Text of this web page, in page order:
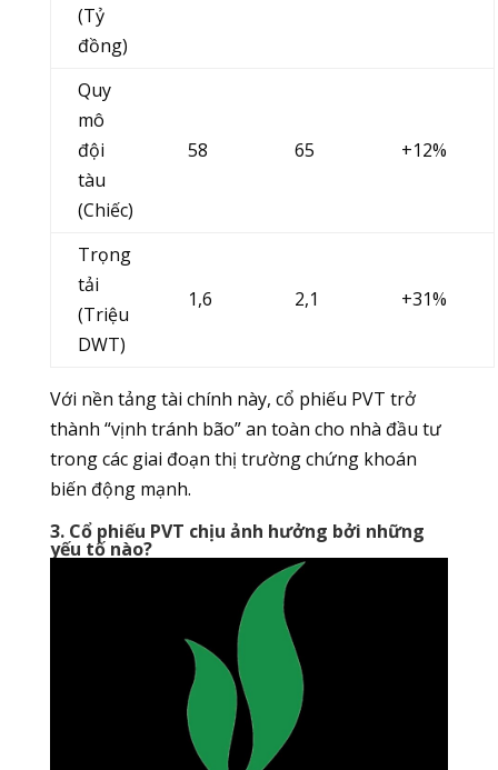
(Tỷ
đồng)
Quy
mô
đội
tàu
(Chiếc)
58 65 +12%
Trọng
tải
(Triệu
DWT)
1,6 2,1 +31%
Với nền tảng tài chính này, cổ phiếu PVT trở
thành “vịnh tránh bão” an toàn cho nhà đầu tư
trong các giai đoạn thị trường chứng khoán
biến động mạnh.
3. Cổ phiếu PVT chịu ảnh hưởng bởi những
yếu tố nào?